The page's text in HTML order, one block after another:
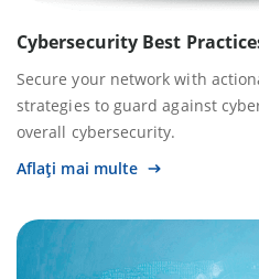
Cybersecurity Best
Secure your network with
strategies to guard against
overall cybersecurity.
Aflați mai multe